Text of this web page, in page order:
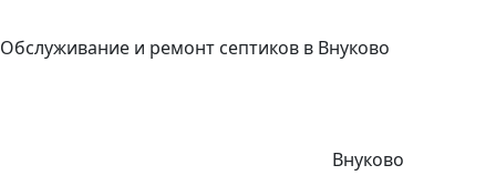
Обслуживание и ремонт септиков в Внуково
Внуково